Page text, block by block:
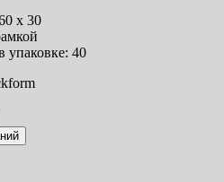
х 30
упаковке: 40